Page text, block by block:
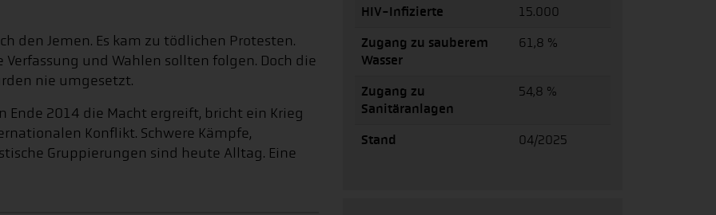
den Jemen. Es kam zu tödlichen Protesten.
und Wahlen sollten folgen. Doch die
nie umgesetzt.
Ende 2014 die Macht ergreift, bricht ein Krieg
Konflikt. Schwere Kämpfe,
Gruppierungen sind heute Alltag. Eine
HIV-Infizierte 15.000
Zugang zu sauberem
Wasser
61,8 %
Zugang zu
Sanitäranlagen
54,8 %
Stand 04/2025